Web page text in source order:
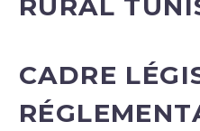
RURAL
CADRE